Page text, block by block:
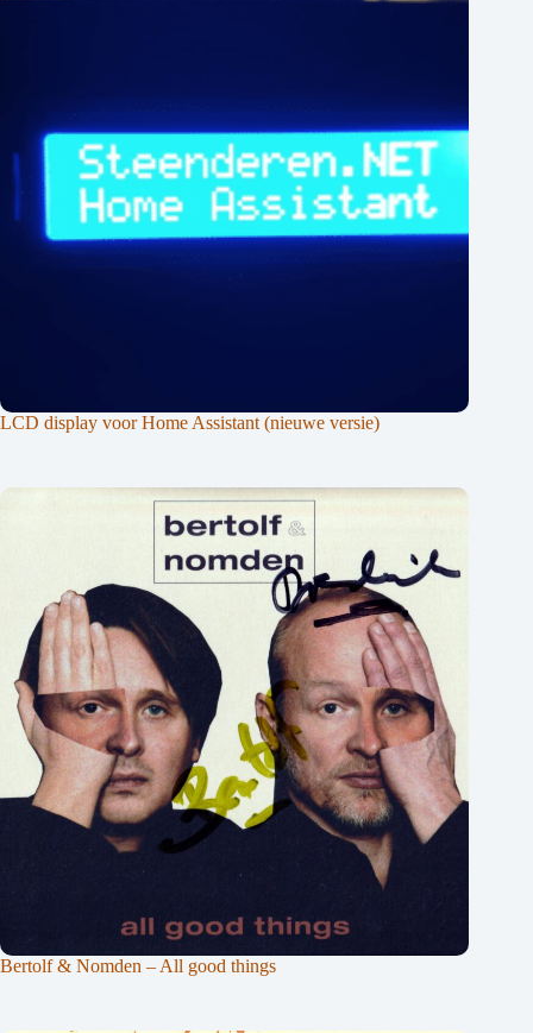
LCD display voor Home Assistant (nieuwe versie)
Bertolf & Nomden – All good things